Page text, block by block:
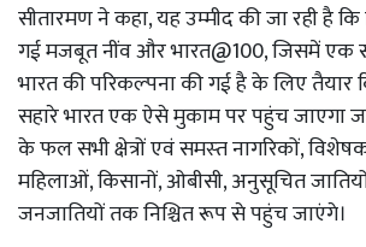
सीतारमण ने कहा, यह उम्‍मीद की जा रही है
गई मजबूत नींव और भारत@100, जिसमें एक
भारत की परिकल्‍पना की गई है के लिए तैयार
सहारे भारत एक ऐसे मुकाम पर पहुंच जाएगा
के फल सभी क्षेत्रों एवं समस्‍त नागरिकों,
महिलाओं, किसानों, ओबीसी, अनुसूचित
जनजातियों तक निश्चित रूप से पहुंच जाएंगे।